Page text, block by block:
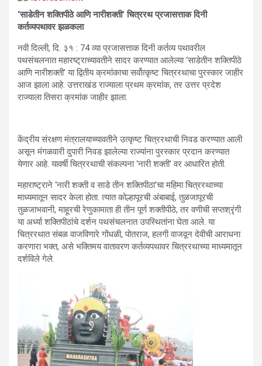
‘साडेतीन शक्तिपीठे आणि नारीशक्ती’ चित्ररथ प्रजासत्ताक दिनी
कर्तव्यपथावर झळकला
नवी दिल्ली, दि. ३१ : 74 व्या प्रजासत्ताक दिनी कर्तव्य पथावरील
पथसंचलनात महारष्ट्राच्यावतीने सादर करण्यात आलेल्या ‘साडेतीन शक्तिपीठे
आणि नारीशक्ती’ या द्वितीय क्रमांकाचा सर्वोत्कृष्ट चित्ररथाचा पुरस्कार जाहीर
आज झाला आहे. उत्तराखंड राज्याला प्रथम क्रमांक, तर उत्तर प्रदेश
राज्याला तिसरा क्रमांक जाहीर झाला.
केंद्रीय संरक्षण मंत्रालयाच्यावतीने उत्कृष्ट चित्ररथाची निवड करण्यात आली
असून मंगळवारी दुपारी निवड झालेल्या राज्यांना पुरस्कार प्रदान करण्यात
येणार आहे. यावर्षी चित्ररथाची संकल्पना ‘नारी शक्ती’ वर आधारित होती.
महाराष्ट्राने ‘नारी शक्ती व साडे तीन शक्तिपीठा’चा महिमा चित्ररथाच्या
माध्यमातून सादर केला होता. त्यात कोल्हापूरची अंबाबाई, तुळजापूरची
तुळजाभवानी, माहूरची रेणुकामाता ही तीन पूर्ण शक्तीपीठे, तर वणीची सप्तश्रृंगी
या अर्ध्या शक्तिपीठांचे दर्शन पथसंचलनात उपस्थितांना घेता आले. या
चित्ररथात संबळ वाजविणारे गोंधळी, पोतराज, हलगी वाजवून देवीची आराधना
करणारा भक्त, असे भक्त‍िमय वातावरण कर्तव्यपथावर चित्ररथाच्या माध्यमातून
दर्शविले गेले.